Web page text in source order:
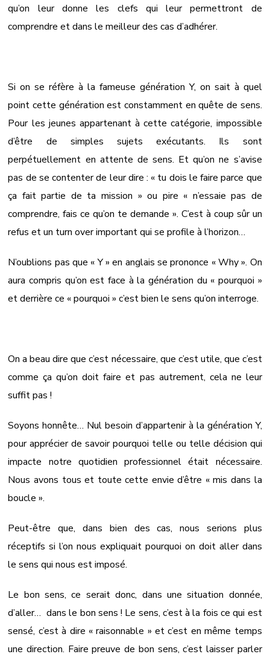
qu’on leur donne les clefs qui leur permettront de
comprendre et dans le meilleur des cas d’adhérer.
Si on se réfère à la fameuse génération Y, on sait à quel
point cette génération est constamment en quête de sens.
Pour les jeunes appartenant à cette catégorie, impossible
d’être de simples sujets exécutants. Ils sont
perpétuellement en attente de sens. Et qu’on ne s’avise
pas de se contenter de leur dire : « tu dois le faire parce que
ça fait partie de ta mission » ou pire « n’essaie pas de
comprendre, fais ce qu’on te demande ». C’est à coup sûr un
refus et un turn over important qui se profile à l’horizon…
N’oublions pas que « Y » en anglais se prononce « Why ». On
aura compris qu’on est face à la génération du « pourquoi »
et derrière ce « pourquoi » c’est bien le sens qu’on interroge.
On a beau dire que c’est nécessaire, que c’est utile, que c’est
comme ça qu’on doit faire et pas autrement, cela ne leur
suffit pas !
Soyons honnête… Nul besoin d’appartenir à la génération Y,
pour apprécier de savoir pourquoi telle ou telle décision qui
impacte notre quotidien professionnel était nécessaire.
Nous avons tous et toute cette envie d’être « mis dans la
boucle ».
Peut-être que, dans bien des cas, nous serions plus
réceptifs si l’on nous expliquait pourquoi on doit aller dans
le sens qui nous est imposé.
Le bon sens, ce serait donc, dans une situation donnée,
d’aller… dans le bon sens ! Le sens, c’est à la fois ce qui est
sensé, c’est à dire « raisonnable » et c’est en même temps
une direction. Faire preuve de bon sens, c’est laisser parler